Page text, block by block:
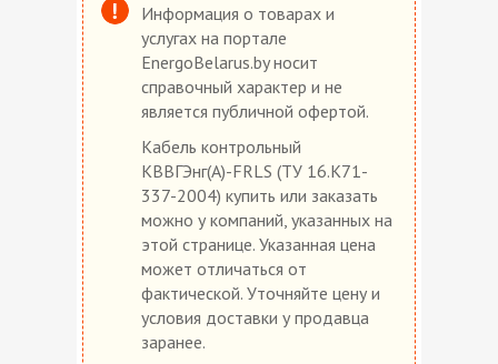
Информация о товарах и
услугах на портале
EnergoBelarus.by носит
справочный характер и не
является публичной офертой.
Кабель контрольный
КВВГЭнг(А)-FRLS (ТУ 16.К71-
337-2004) купить или заказать
можно у компаний, указанных на
этой странице. Указанная цена
может отличаться от
фактической. Уточняйте цену и
условия доставки у продавца
заранее.